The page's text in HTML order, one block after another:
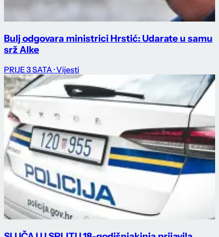
Bulj odgovara ministrici Hrstić: Udarate u samu
srž Alke
PRIJE 3 SATA · Vijesti